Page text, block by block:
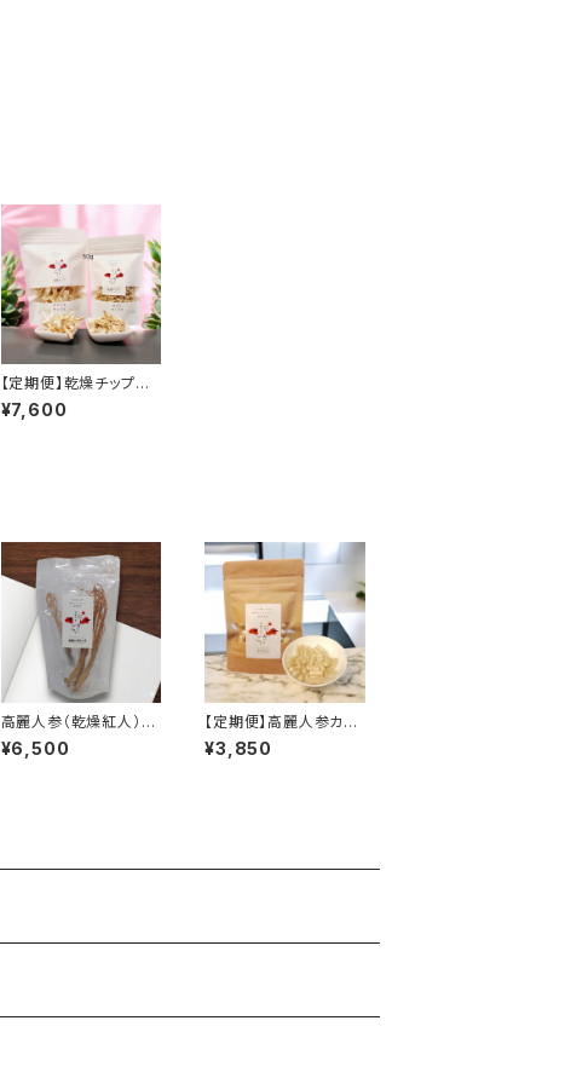
【定期便】乾燥チップス
（50g）（送料無料）
¥7,600
高麗人参（乾燥紅人）3
0g
¥6,500
【定期便】高麗人参カプ
セル 31粒（送料無料）
¥3,850